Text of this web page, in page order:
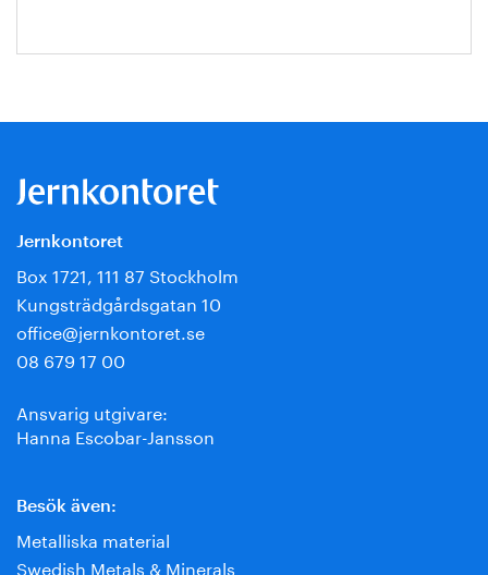
Jernkontoret
Box 1721, 111 87 Stockholm
Kungsträdgårdsgatan 10
office@jernkontoret.se
08 679 17 00
Ansvarig utgivare:
Hanna Escobar-Jansson
Besök även:
Metalliska material
Swedish Metals & Minerals